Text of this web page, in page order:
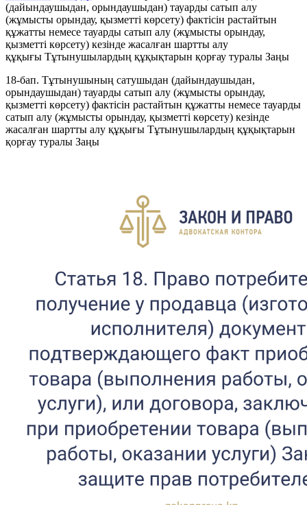
(дайындаушыдан, орындаушыдан) тауарды сатып алу
(жұмысты орындау, қызметті көрсету) фактісін растайтын
құжатты немесе тауарды сатып алу (жұмысты орындау,
қызметті көрсету) кезінде жасалған шартты алу
құқығы Тұтынушылардың құқықтарын қорғау туралы Заңы
18-бап. Тұтынушының сатушыдан (дайындаушыдан,
орындаушыдан) тауарды сатып алу (жұмысты орындау,
қызметті көрсету) фактісін растайтын құжатты немесе тауарды
сатып алу (жұмысты орындау, қызметті көрсету) кезінде
жасалған шартты алу құқығы Тұтынушылардың құқықтарын
қорғау туралы Заңы